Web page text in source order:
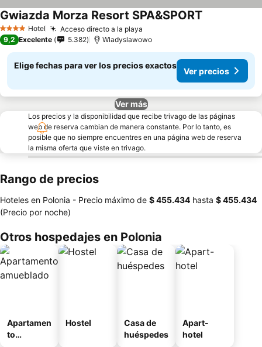
4 EstrellasHotel Acceso directo a la playa
Gwiazda Morza Resort SPA&SPORT
9,2 Excelente 5.382 Wladyslawowo
Elige fechas para ver los precios exactos
Ver precios
Ver más
Los precios y la disponibilidad que recibe trivago de las páginas
web de reserva cambian de manera constante. Por lo tanto, es
posible que no siempre encuentres en una página web de reserva
la misma oferta que viste en trivago.
Rango de precios
Hoteles en Polonia - Precio máximo de ‎$ 455.434 hasta ‎$ 455.434
(Precio por noche)
Otros hospedajes en Polonia
Apartamen
to
Hostel
Casa de
huéspedes
Apart-
hotel